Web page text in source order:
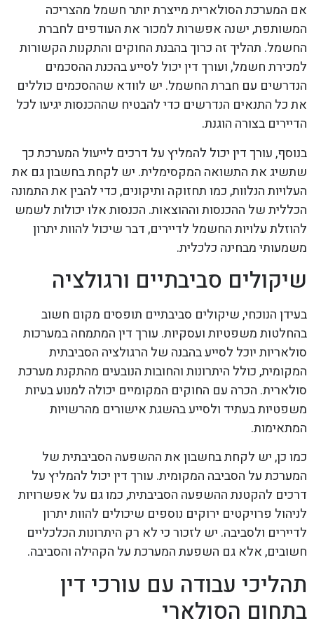
אם המערכת הסולארית מייצרת יותר חשמל מהצריכה
המשותפת, ישנה אפשרות למכור את העודפים לחברת
החשמל. תהליך זה כרוך בהבנת החוקים והתקנות הקשורות
למכירת חשמל, ועורך דין יכול לסייע בהכנת ההסכמים
הנדרשים עם חברת החשמל. יש לוודא שההסכמים כוללים
את כל התנאים הנדרשים כדי להבטיח שההכנסות יגיעו לכל
הדיירים בצורה הוגנת.
בנוסף, עורך דין יכול להמליץ על דרכים לייעול המערכת כך
שתשיג את התשואה המקסימלית. יש לקחת בחשבון גם את
העלויות הנלוות, כמו תחזוקה ותיקונים, כדי להבין את התמונה
הכללית של ההכנסות וההוצאות. הכנסות אלו יכולות לשמש
להוזלת עלויות החשמל לדיירים, דבר שיכול להוות יתרון
משמעותי מבחינה כלכלית.
שיקולים סביבתיים ורגולציה
בעידן הנוכחי, שיקולים סביבתיים תופסים מקום חשוב
בהחלטות משפטיות ועסקיות. עורך דין המתמחה במערכות
סולאריות יוכל לסייע בהבנה של הרגולציה הסביבתית
המקומית, כולל היתרונות והחובות הנובעים מהתקנת מערכת
סולארית. הכרה עם החוקים המקומיים יכולה למנוע בעיות
משפטיות בעתיד ולסייע בהשגת אישורים מהרשויות
המתאימות.
כמו כן, יש לקחת בחשבון את ההשפעה הסביבתית של
המערכת על הסביבה המקומית. עורך דין יכול להמליץ על
דרכים להקטנת ההשפעה הסביבתית, כמו גם על אפשרויות
לניהול פרויקטים ירוקים נוספים שיכולים להוות יתרון
לדיירים ולסביבה. יש לזכור כי לא רק היתרונות הכלכליים
חשובים, אלא גם השפעת המערכת על הקהילה והסביבה.
תהליכי עבודה עם עורכי דין
בתחום הסולארי